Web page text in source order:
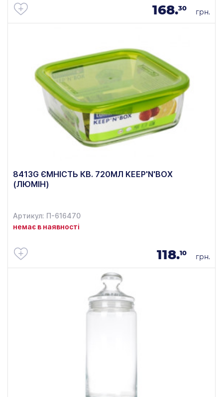
168.30 грн.
8413G ЄМНІСТЬ КВ. 720МЛ KEEP'N'BOX
(ЛЮМІН)
Артикул: П-616470
немає в наявності
118.10 грн.